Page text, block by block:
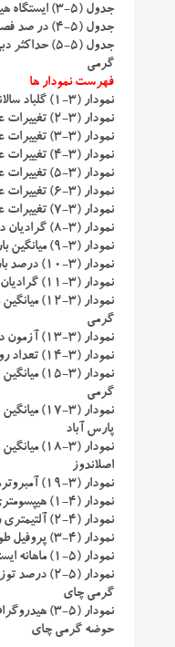
جدول (۵-۳) ایستگاه هیدرومتری گرمی چای
جدول (۵-۴) در صد فصلی حجم رواناب
جدول (۵-۵)
گرمی
فهرست نمودار ها
نمودار (۳-۱) گلباد سالانه ایستگاه گرمی
نمودار (۳-۲) تغییرات عناصر حرارتی ایستگاه گرمی
نمودار (۳-۳) تغییرات عناصر حرارتی ایستگاه مشگین شهر
نمودار (۳-۴) تغییرات عناصر حرارتی ایستگاه مشیران
نمودار (۳-۵) تغییرات عناصر حرارتی ایستگاه پارس آباد
نمودار (۳-۶) تغییرات عناصر حرارتی ایستگاه اصلاندوز
نمودار (۳-۷) تغییرات عناصر حرارتی ایستگاه قره آغاج
نمودار (۳-۸) گرادیان دما در حوضه گرمی چای
نمودار (۳-۹) میانگین بارش ماهانه ایستگاه گرمی
نمودار (۳-۱۰) درصد بارش فصلی
نمودار (۳-۱۱) گرادیان بارندگی حوضه گرمی چای
گرمی
نمودار (۳-۱۳) آزمون دنباله ها ایستگاه گرمی
نمودار (۳-۱۴) تعداد روزهای یخبندان ماهانه ایستگاه گرمی
نمودار (۳-
گرمی
نمودار (۳-
پارس آباد
نمودار (۳-
اصلاندوز
نمودار (۳-۱۹) آمبروترمیک ایستگاه گرمی
نمودار (۴-۱) هیپسومتری رودخانه گرمی چای
نمودار (۴-۲) آلتیمتری رودخانه گرمی چای
نمودار (۴-۳) پروفیل طولی رودخانه گرمی چای
نمودار (۵-۱) ماهانه ایستگاه هیدرومتری گرمی
نمودار (۵-۲)
گرمی چای
نمودار (۵-۳)
حوضه گرمی چای